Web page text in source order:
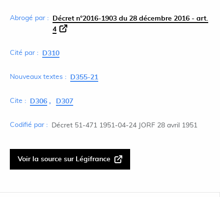
Abrogé par :
Décret n°2016-1903 du 28 décembre 2016 - art.
4
Cité par : D310
Nouveaux textes : D355-21
Cite : D306 D307
Codifié par : Décret 51-471 1951-04-24 JORF 28 avril 1951
Voir la source sur Légifrance